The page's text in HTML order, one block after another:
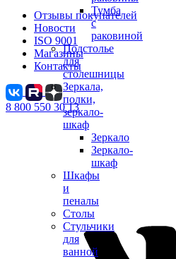
Тумба
с
раковиной
Подстолье
для
столешницы
Зеркала,
полки,
зеркало-
шкаф
Зеркало
Зеркало-
шкаф
Шкафы
и
пеналы
Столы
Стульчики
для
ванной
Отзывы покупателей
Новости
ISO 9001
Магазины
Контакты
8 800 550 30 13